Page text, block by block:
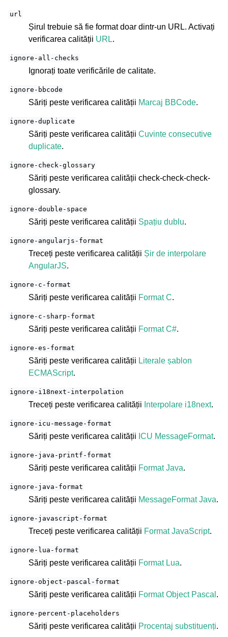
url
Șirul trebuie să fie format doar dintr-un URL. Activați
verificarea calității URL.
ignore-all-checks
Ignorați toate verificările de calitate.
ignore-bbcode
Săriți peste verificarea calității Marcaj BBCode.
ignore-duplicate
Săriți peste verificarea calității Cuvinte consecutive
duplicate.
ignore-check-glossary
Săriți peste verificarea calității check-check-check-
glossary.
ignore-double-space
Săriți peste verificarea calității Spațiu dublu.
ignore-angularjs-format
Treceți peste verificarea calității Șir de interpolare
AngularJS.
ignore-c-format
Săriți peste verificarea calității Format C.
ignore-c-sharp-format
Săriți peste verificarea calității Format C#.
ignore-es-format
Săriți peste verificarea calității Literale șablon
ECMAScript.
ignore-i18next-interpolation
Treceți peste verificarea calității Interpolare i18next.
ignore-icu-message-format
Săriți peste verificarea calității ICU MessageFormat.
ignore-java-printf-format
Săriți peste verificarea calității Format Java.
ignore-java-format
Săriți peste verificarea calității MessageFormat Java.
ignore-javascript-format
Treceți peste verificarea calității Format JavaScript.
ignore-lua-format
Săriți peste verificarea calității Format Lua.
ignore-object-pascal-format
Săriți peste verificarea calității Format Object Pascal .
ignore-percent-placeholders
Săriți peste verificarea calității Procentaj substituenți.